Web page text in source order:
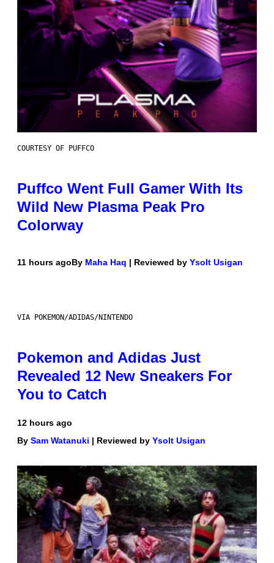
COURTESY OF PUFFCO
Puffco Went Full Gamer With Its
Wild New Plasma Peak Pro
Colorway
11 hours agoBy Maha Haq | Reviewed by Ysolt Usigan
VIA POKEMON/ADIDAS/NINTENDO
Pokemon and Adidas Just
Revealed 12 New Sneakers For
You to Catch
12 hours ago
By Sam Watanuki | Reviewed by Ysolt Usigan